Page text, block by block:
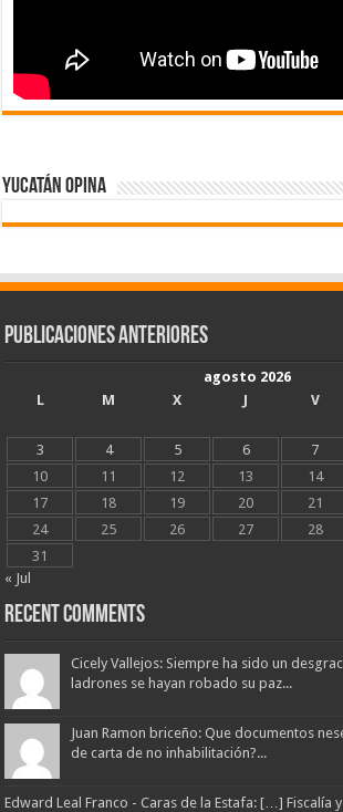
Yucatán Opina
Publicaciones Anteriores
agosto 2026
L
M X J V
3
4 5 6 7
10
11 12 13 14
17
18 19 20 21
24
25 26 27 28
31
« Jul
Recent Comments
Cicely Vallejos: Siempre ha sido un
ladrones se hayan robado su paz...
Juan Ramon briceño: Que documentos
de carta de no inhabilitación?...
Edward Leal Franco - Caras de la Estafa: […] Fiscalía